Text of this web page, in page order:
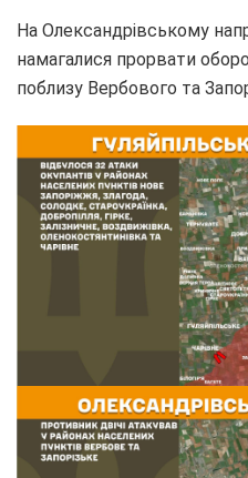
На Олександрівському
намагалися прорвати
поблизу Вербового та